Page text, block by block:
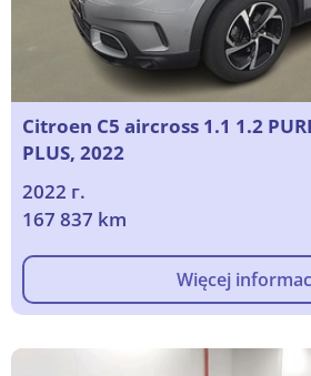
Citroen C5 aircross 1.1 1.2
PLUS, 2022
2022 г.
167 837 km
Więcej